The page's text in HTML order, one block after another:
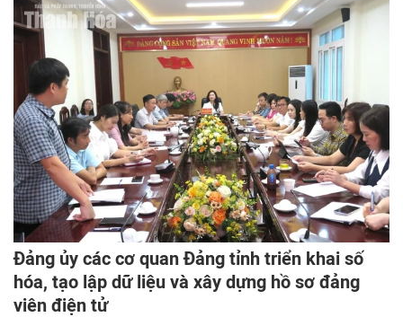
Đảng ủy các cơ quan Đảng tỉnh triển khai số
hóa, tạo lập dữ liệu và xây dựng hồ sơ đảng
viên điện tử